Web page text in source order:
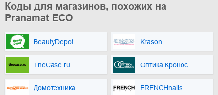
Коды для магазинов, похожих на
Pranamat ECO
BeautyDepot Krason
TheCase.ru Оптика Кронос
Домотехника FRENCHnails